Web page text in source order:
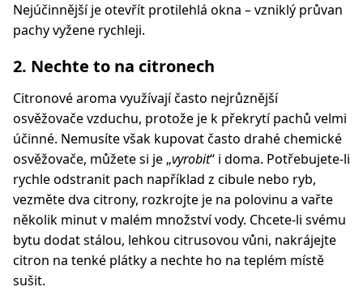
Nejúčinnější je otevřít protilehlá okna – vzniklý průvan
pachy vyžene rychleji.
2. Nechte to na citronech
Citronové aroma využívají často nejrůznější
osvěžovače vzduchu, protože je k překrytí pachů velmi
účinné. Nemusíte však kupovat často drahé chemické
osvěžovače, můžete si je „vyrobit“ i doma. Potřebujete-li
rychle odstranit pach například z cibule nebo ryb,
vezměte dva citrony, rozkrojte je na polovinu a vařte
několik minut v malém množství vody. Chcete-li svému
bytu dodat stálou, lehkou citrusovou vůni, nakrájejte
citron na tenké plátky a nechte ho na teplém místě
sušit.